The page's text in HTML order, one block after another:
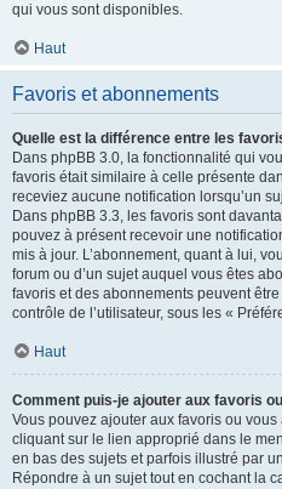
qui vous sont disponibles.
Haut
Favoris et abonnements
Quelle est la différence entre les
Dans phpBB 3.0, la fonctionnalité qui
favoris était similaire à celle présente
receviez aucune notification lorsqu’un
Dans phpBB 3.3, les favoris sont
pouvez à présent recevoir une
mis à jour. L’abonnement, quant à lui,
forum ou d’un sujet auquel vous êtes
favoris et des abonnements peuvent
contrôle de l’utilisateur, sous les «
Haut
Comment puis-je ajouter aux favoris
Vous pouvez ajouter aux favoris ou
cliquant sur le lien approprié dans le
en bas des sujets et parfois illustré par
Répondre à un sujet tout en cochant la